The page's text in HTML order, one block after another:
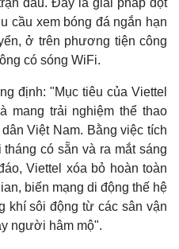
cầu xem bóng đá ngắn hạn
ở trên phương tiện công
có sóng WiFi.
định: "Mục tiêu của Viettel
mang trải nghiệm thể thao
Việt Nam. Bằng việc tích
có sẵn và ra mắt sáng
Viettel xóa bỏ hoàn toàn
biến mạng di động thế hệ
khí sôi động từ các sân vận
người hâm mộ".